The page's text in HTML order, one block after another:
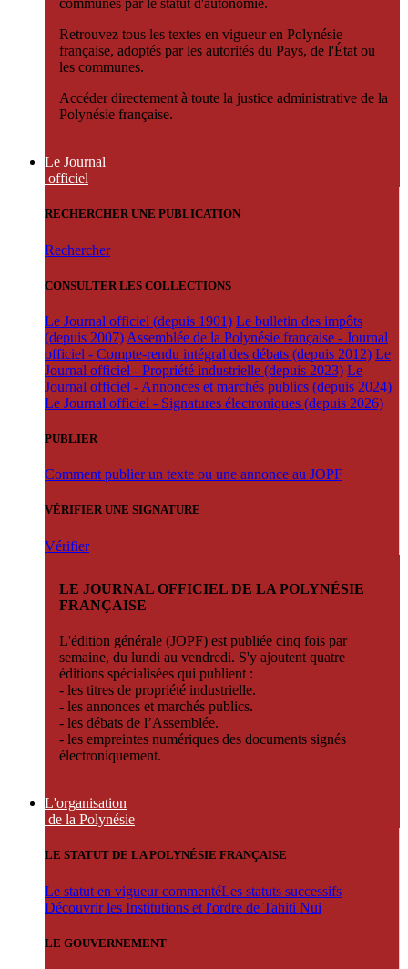
communes par le statut d'autonomie.
Retrouvez tous les textes en vigueur en Polynésie
française, adoptés par les autorités du Pays, de l'État ou
les communes.
Accéder directement à toute la justice administrative de la
Polynésie française.
Le Journal
officiel
RECHERCHER UNE PUBLICATION
Rechercher
CONSULTER LES COLLECTIONS
Le Journal officiel (depuis 1901) Le bulletin des impôts
(depuis 2007) Assemblée de la Polynésie française - Journal
officiel - Compte-rendu intégral des débats (depuis 2012) Le
Journal officiel - Propriété industrielle (depuis 2023) Le
Journal officiel - Annonces et marchés publics (depuis 2024)
Le Journal officiel - Signatures électroniques (depuis 2026)
PUBLIER
Comment publier un texte ou une annonce au JOPF
VÉRIFIER UNE SIGNATURE
Vérifier
LE JOURNAL OFFICIEL DE LA POLYNÉSIE
FRANÇAISE
L'édition générale (JOPF) est publiée cinq fois par
semaine, du lundi au vendredi. S'y ajoutent quatre
éditions spécialisées qui publient :
- les titres de propriété industrielle.
- les annonces et marchés publics.
- les débats de l’Assemblée.
- les empreintes numériques des documents signés
électroniquement.
L'organisation
de la Polynésie
LE STATUT DE LA POLYNÉSIE FRANÇAISE
Le statut en vigueur commentéLes statuts successifs
Découvrir les Institutions et l'ordre de Tahiti Nui
LE GOUVERNEMENT